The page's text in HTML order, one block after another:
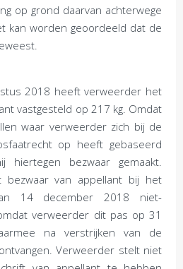
op grond daarvan achterwege
kan worden geoordeeld dat de
2018 heeft verweerder het
vastgesteld op 217 kg. Omdat
waar verweerder zich bij de
op heeft gebaseerd
bezwaar gemaakt.
van appellant bij het
14 december 2018 niet-
verweerder dit pas op 31
na verstrijken van de
Verweerder stelt niet